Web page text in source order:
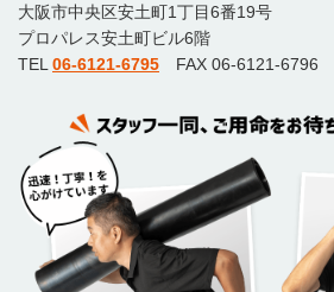
大阪市中央区安土町1丁目6番19号
プロパレス安土町ビル6階
TEL 06-6121-6795 FAX 06-6121-6796